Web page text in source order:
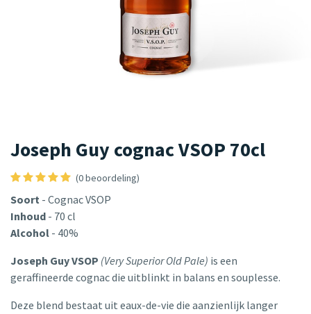
Joseph Guy cognac VSOP 70cl
(0 beoordeling)
Soort - Cognac VSOP
Inhoud - 70 cl
Alcohol - 40%
Joseph Guy VSOP (Very Superior Old Pale) is een
geraffineerde cognac die uitblinkt in balans en souplesse.
Deze blend bestaat uit eaux-de-vie die aanzienlijk langer